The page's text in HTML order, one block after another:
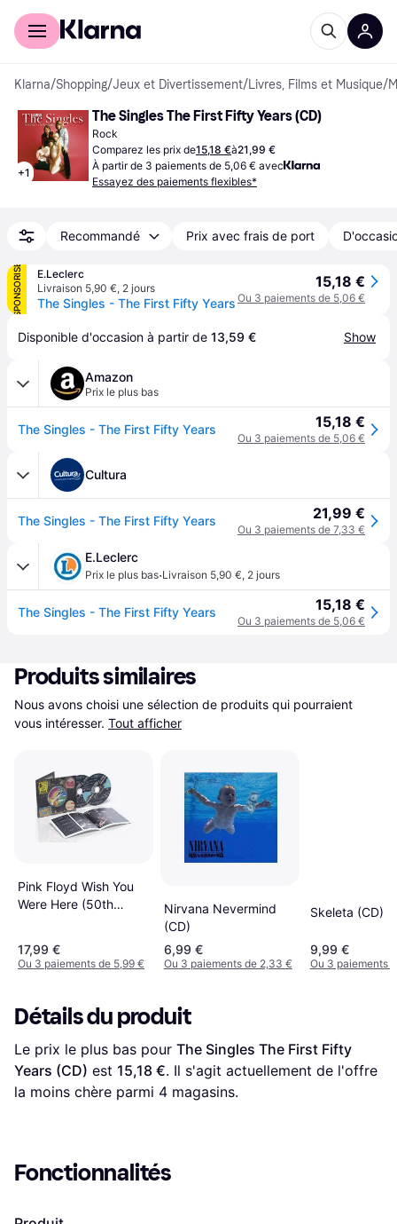
Acheter avec Klarna
Klarna/Shopping/Jeux et Divertissement/Livres, Films et Musique/
+1
The Singles The First Fifty Years (CD)
Rock
Comparez les prix de15,18 €à21,99 €
À partir de 3 paiements de 5,06 € avec
Essayez des paiements flexibles*
Recommandé Prix avec frais de port
SPONSORISÉ
E.Leclerc
Livraison 5,90 €, 2 jours
The Singles - The First Fifty Years
15,18 €
Ou 3 paiements de 5,06 €
Disponible d'occasion à partir de 13,59 € Show
Amazon
Prix le plus bas
The Singles - The First Fifty Years 15,18 €
Ou 3 paiements de 5,06 €
Cultura
The Singles - The First Fifty Years 21,99 €
Ou 3 paiements de 7,33 €
E.Leclerc
Prix le plus bas·Livraison 5,90 €, 2 jours
The Singles - The First Fifty Years 15,18 €
Ou 3 paiements de 5,06 €
Produits similaires
Nous avons choisi une sélection de produits qui pourraient
vous intéresser. Tout afficher
Pink Floyd Wish You
Were Here (50th
17,99 €
Ou 3 paiements de 5,99 €
Nirvana Nevermind
(CD)
6,99 €
Ou 3 paiements de 2,33 €
Skeleta (CD)
9,99 €
Ou 3 paiements
Détails du produit
Le prix le plus bas pour The Singles The First Fifty
Years (CD) est 15,18 €. Il s'agit actuellement de l'offre
la moins chère parmi 4 magasins.
Fonctionnalités